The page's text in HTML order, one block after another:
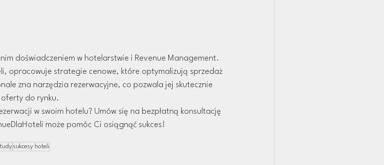
doświadczeniem w hotelarstwie i Revenue Management.
opracowuje strategie cenowe, które optymalizują sprzedaż
zna narzędzia rezerwacyjne, co pozwala jej skutecznie
oferty do rynku.
w swoim hotelu? Umów się na bezpłatną konsultację
może pomóc Ci osiągnąć sukces!
sukcesy hoteli